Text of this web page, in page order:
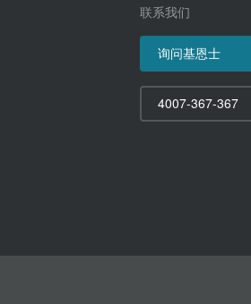
联系我们
询问基恩士
4007-367-367